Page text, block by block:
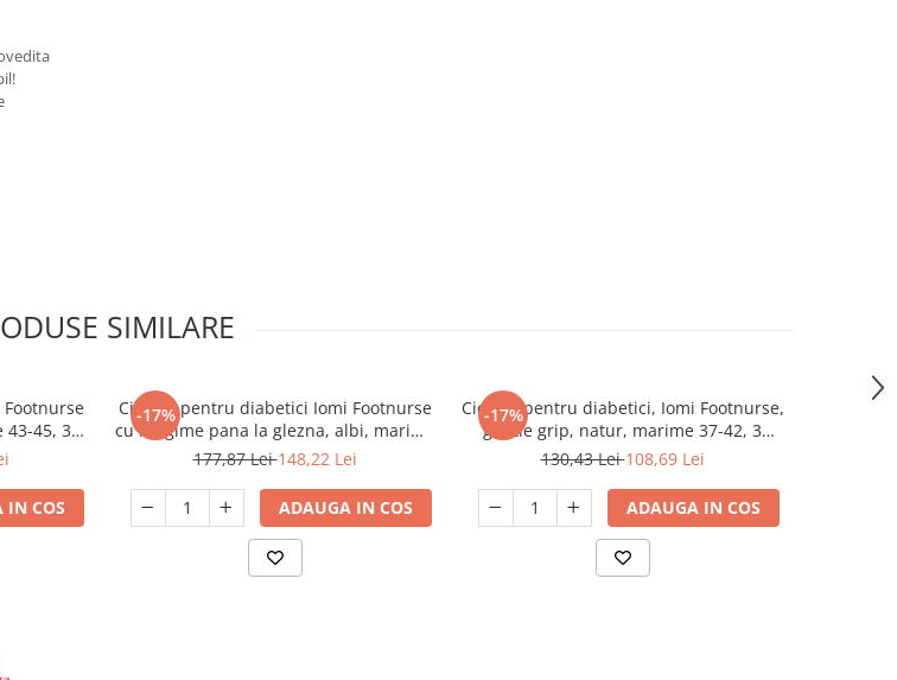
SIMILARE
45, 3
IN COS
-17%
Ciorapi pentru diabetici Iomi Footnurse
cu lungime pana la glezna, albi, marime
43-45, 3 perechi/set
177,87 Lei148,22 Lei
ADAUGA IN COS
-17%
Ciorapi pentru diabetici, Iomi Footnurse,
gentle grip, natur, marime 37-42, 3
perechi/set
130,43 Lei108,69 Lei
ADAUGA IN COS
Ciorapi